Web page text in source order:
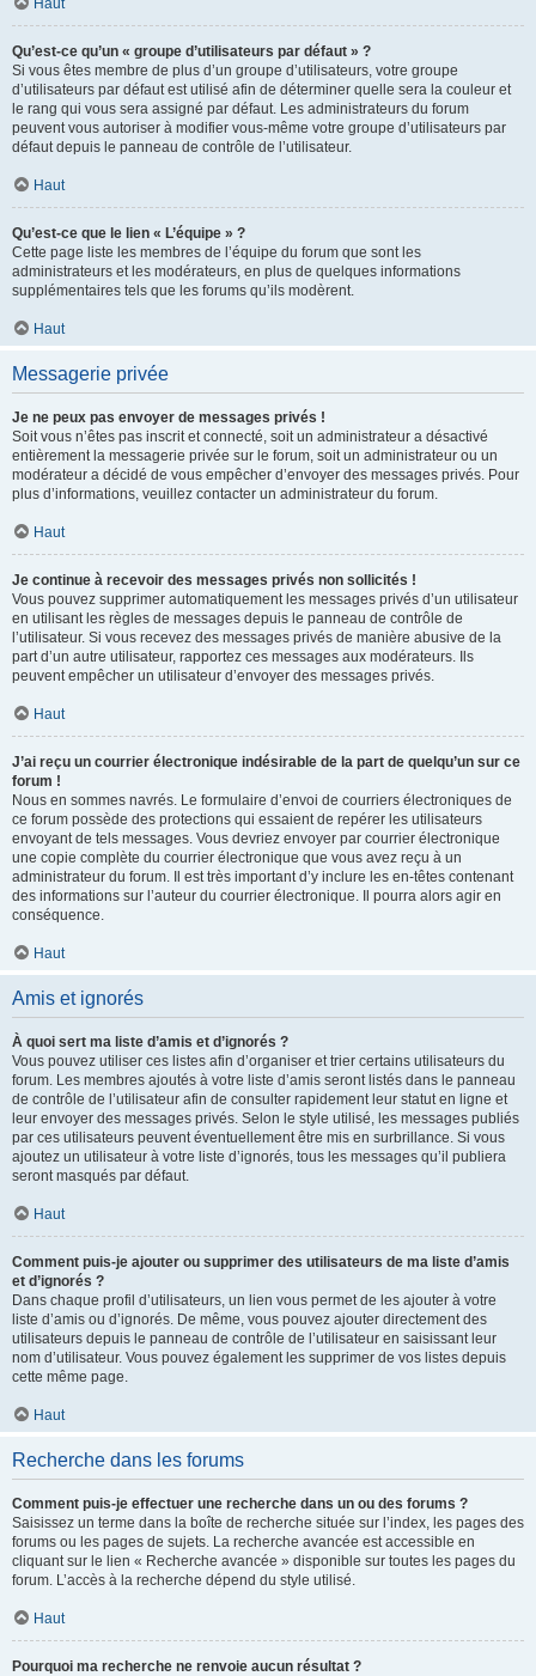
Haut
Qu’est-ce qu’un « groupe d’utilisateurs par défaut » ?
Si vous êtes membre de plus d’un groupe d’utilisateurs, votre groupe
d’utilisateurs par défaut est utilisé afin de déterminer quelle sera la couleur et
le rang qui vous sera assigné par défaut. Les administrateurs du forum
peuvent vous autoriser à modifier vous-même votre groupe d’utilisateurs par
défaut depuis le panneau de contrôle de l’utilisateur.
Haut
Qu’est-ce que le lien « L’équipe » ?
Cette page liste les membres de l’équipe du forum que sont les
administrateurs et les modérateurs, en plus de quelques informations
supplémentaires tels que les forums qu’ils modèrent.
Haut
Messagerie privée
Je ne peux pas envoyer de messages privés !
Soit vous n’êtes pas inscrit et connecté, soit un administrateur a désactivé
entièrement la messagerie privée sur le forum, soit un administrateur ou un
modérateur a décidé de vous empêcher d’envoyer des messages privés. Pour
plus d’informations, veuillez contacter un administrateur du forum.
Haut
Je continue à recevoir des messages privés non sollicités !
Vous pouvez supprimer automatiquement les messages privés d’un utilisateur
en utilisant les règles de messages depuis le panneau de contrôle de
l’utilisateur. Si vous recevez des messages privés de manière abusive de la
part d’un autre utilisateur, rapportez ces messages aux modérateurs. Ils
peuvent empêcher un utilisateur d’envoyer des messages privés.
Haut
J’ai reçu un courrier électronique indésirable de la part de quelqu’un sur ce
forum !
Nous en sommes navrés. Le formulaire d’envoi de courriers électroniques de
ce forum possède des protections qui essaient de repérer les utilisateurs
envoyant de tels messages. Vous devriez envoyer par courrier électronique
une copie complète du courrier électronique que vous avez reçu à un
administrateur du forum. Il est très important d’y inclure les en-têtes contenant
des informations sur l’auteur du courrier électronique. Il pourra alors agir en
conséquence.
Haut
Amis et ignorés
À quoi sert ma liste d’amis et d’ignorés ?
Vous pouvez utiliser ces listes afin d’organiser et trier certains utilisateurs du
forum. Les membres ajoutés à votre liste d’amis seront listés dans le panneau
de contrôle de l’utilisateur afin de consulter rapidement leur statut en ligne et
leur envoyer des messages privés. Selon le style utilisé, les messages publiés
par ces utilisateurs peuvent éventuellement être mis en surbrillance. Si vous
ajoutez un utilisateur à votre liste d’ignorés, tous les messages qu’il publiera
seront masqués par défaut.
Haut
Comment puis-je ajouter ou supprimer des utilisateurs de ma liste d’amis
et d’ignorés ?
Dans chaque profil d’utilisateurs, un lien vous permet de les ajouter à votre
liste d’amis ou d’ignorés. De même, vous pouvez ajouter directement des
utilisateurs depuis le panneau de contrôle de l’utilisateur en saisissant leur
nom d’utilisateur. Vous pouvez également les supprimer de vos listes depuis
cette même page.
Haut
Recherche dans les forums
Comment puis-je effectuer une recherche dans un ou des forums ?
Saisissez un terme dans la boîte de recherche située sur l’index, les pages des
forums ou les pages de sujets. La recherche avancée est accessible en
cliquant sur le lien « Recherche avancée » disponible sur toutes les pages du
forum. L’accès à la recherche dépend du style utilisé.
Haut
Pourquoi ma recherche ne renvoie aucun résultat ?